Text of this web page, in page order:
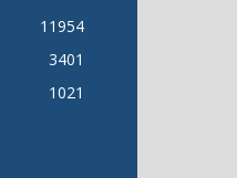
11954
3401
1021